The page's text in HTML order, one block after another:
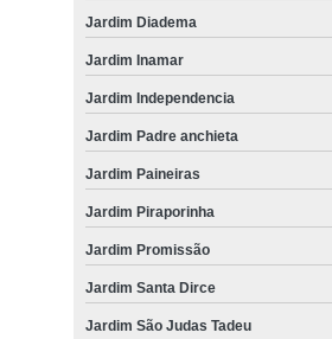
Jardim Diadema
Jardim Inamar
Jardim Independencia
Jardim Padre anchieta
Jardim Paineiras
Jardim Piraporinha
Jardim Promissão
Jardim Santa Dirce
Jardim São Judas Tadeu